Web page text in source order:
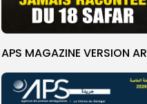
APS MAGAZINE VERSION AR